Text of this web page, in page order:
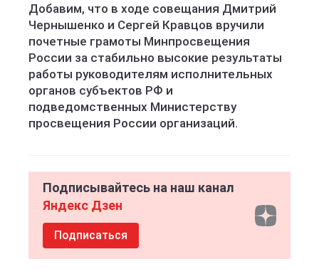
Добавим, что в ходе совещания Дмитрий
Чернышенко и Сергей Кравцов вручили
почетные грамоты Минпросвещения
России за стабильно высокие результаты
работы руководителям исполнительных
органов субъектов РФ и
подведомственных Министерству
просвещения России организаций.
Подписывайтесь на наш канал
Яндекс Дзен
Подписаться